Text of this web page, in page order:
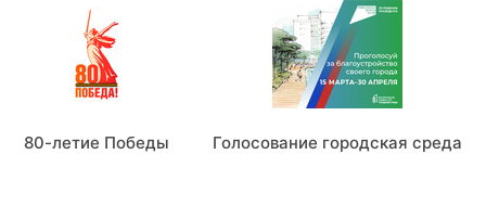
80-летие Победы Голосование городская среда